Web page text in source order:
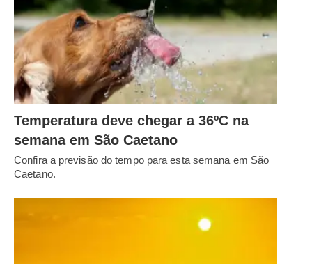
Temperatura deve chegar a 36ºC na
semana em São Caetano
Confira a previsão do tempo para esta semana em São
Caetano.